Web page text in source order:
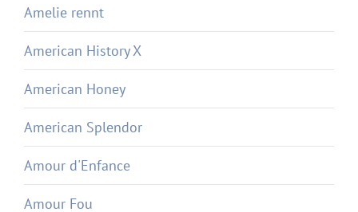
Amelie rennt
American History X
American Honey
American Splendor
Amour d'Enfance
Amour Fou